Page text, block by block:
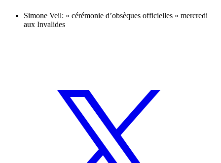
Simone Veil: « cérémonie d’obsèques officielles » mercredi
aux Invalides